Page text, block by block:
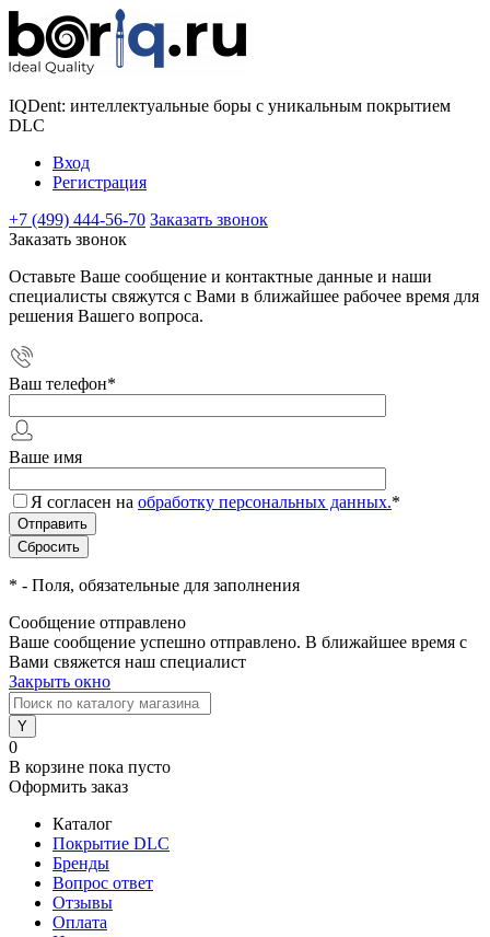
IQDent: интеллектуальные боры с уникальным покрытием
DLC
Вход
Регистрация
+7 (499) 444-56-70 Заказать звонок
Заказать звонок
Оставьте Ваше сообщение и контактные данные и наши
специалисты свяжутся с Вами в ближайшее рабочее время для
решения Вашего вопроса.
Ваш телефон*
Ваше имя
Я согласен на обработку персональных данных.*
* - Поля, обязательные для заполнения
Сообщение отправлено
Ваше сообщение успешно отправлено. В ближайшее время с
Вами свяжется наш специалист
Закрыть окно
0
В корзине пока пусто
Оформить заказ
Каталог
Покрытие DLC
Бренды
Вопрос ответ
Отзывы
Оплата